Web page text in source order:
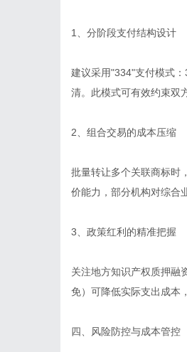
1、分阶段支付结构设计
建议采用"334"支付模式
清。此模式可有效约束双
2、组合交易的成本压缩
批量转让多个关联商标时
价能力，部分机构对综合
3、政策红利的精准把握
关注地方知识产权质押融
免）可降低实际支出成本
四、风险防控与成本管控